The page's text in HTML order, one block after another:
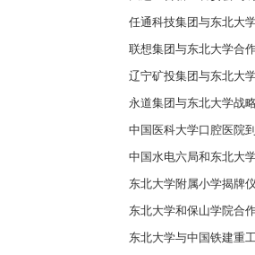
任通科技集团与东北大
联想集团与东北大学合
辽宁矿投集团与东北大
永道集团与东北大学战
中国医科大学口腔医院
中国水电六局和东北大
东北大学附属小学揭牌
东北大学和保山学院合
东北大学与中国铁建重